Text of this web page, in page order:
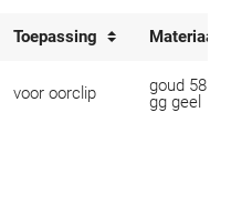
Toepassing Materiaal
voor oorclip
goud 585/-
gg geel